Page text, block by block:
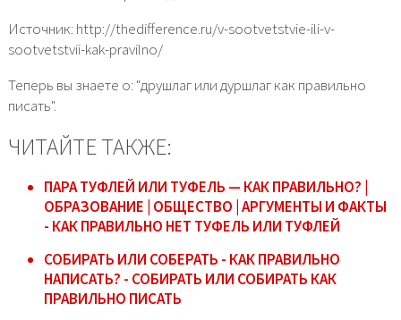
Источник: http://thedifference.ru/v-sootvetstvie-ili-v-
sootvetstvii-kak-pravilno/
Теперь вы знаете о: "друшлаг или дуршлаг как правильно
писать".
ЧИТАЙТЕ ТАКЖЕ:
ПАРА ТУФЛЕЙ ИЛИ ТУФЕЛЬ — КАК ПРАВИЛЬНО? |
ОБРАЗОВАНИЕ | ОБЩЕСТВО | АРГУМЕНТЫ И ФАКТЫ
- КАК ПРАВИЛЬНО НЕТ ТУФЕЛЬ ИЛИ ТУФЛЕЙ
СОБИРАТЬ ИЛИ СОБЕРАТЬ - КАК ПРАВИЛЬНО
НАПИСАТЬ? - СОБИРАТЬ ИЛИ СОБИРАТЬ КАК
ПРАВИЛЬНО ПИСАТЬ